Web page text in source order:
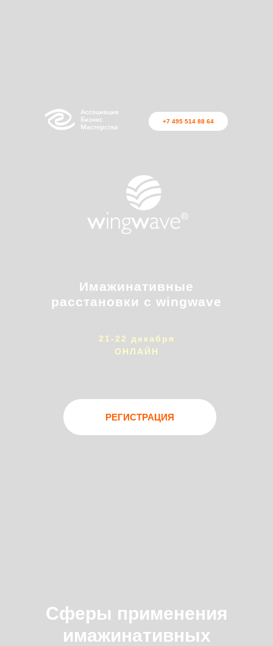
Имажинативные
расстановки с wingwave
21-22 декабря
ОНЛАЙН
+7 495 514 88 64
РЕГИСТРАЦИЯ
Сферы применения
имажинативных